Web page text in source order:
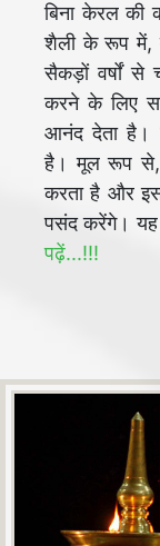
बिना केरल की
शैली के रूप में,
सैकड़ों वर्षों से
करने के लिए
आनंद देता है।
है। मूल रूप से,
करता है और
पसंद करेंगे। यह
पढ़ें...!!!